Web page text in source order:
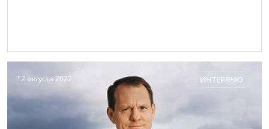
12 августа 2022 ИНТЕРВЬЮ